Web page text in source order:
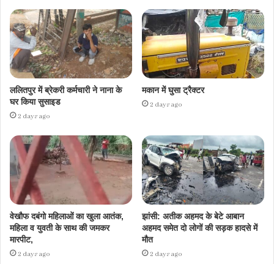
ललितपुर में ब्रेकरी कर्मचारी ने नाना के
घर किया सुसाइड
2 days ago
मकान में घुसा ट्रैक्टर
2 days ago
वेखौफ दबंगो महिलाओं का खुला आतंक,
महिला व युवती के साथ की जमकर
मारपीट,
2 days ago
झांसी: अतीक अहमद के बेटे आबान
अहमद समेत दो लोगों की सड़क हादसे में
मौत
2 days ago